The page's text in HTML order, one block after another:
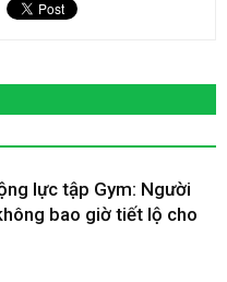
lực tập Gym: Người
bao giờ tiết lộ cho